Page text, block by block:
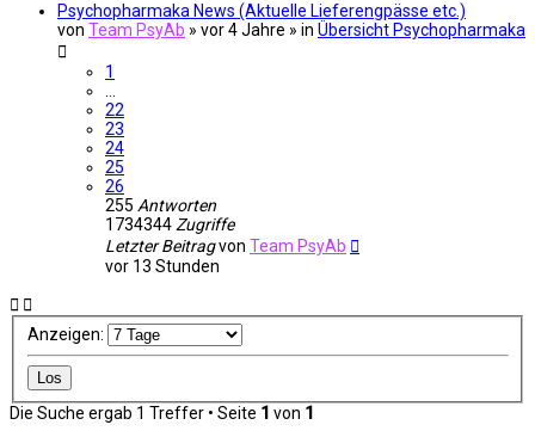
Psychopharmaka News (Aktuelle Lieferengpässe etc.)
von Team PsyAb » vor 4 Jahre » in Übersicht Psychopharmaka
1
22
23
24
25
26
255 Antworten
1734344 Zugriffe
Letzter Beitragvon Team PsyAb
vor 13 Stunden
Anzeigen:
Die Suche ergab 1 Treffer • Seite 1 von 1